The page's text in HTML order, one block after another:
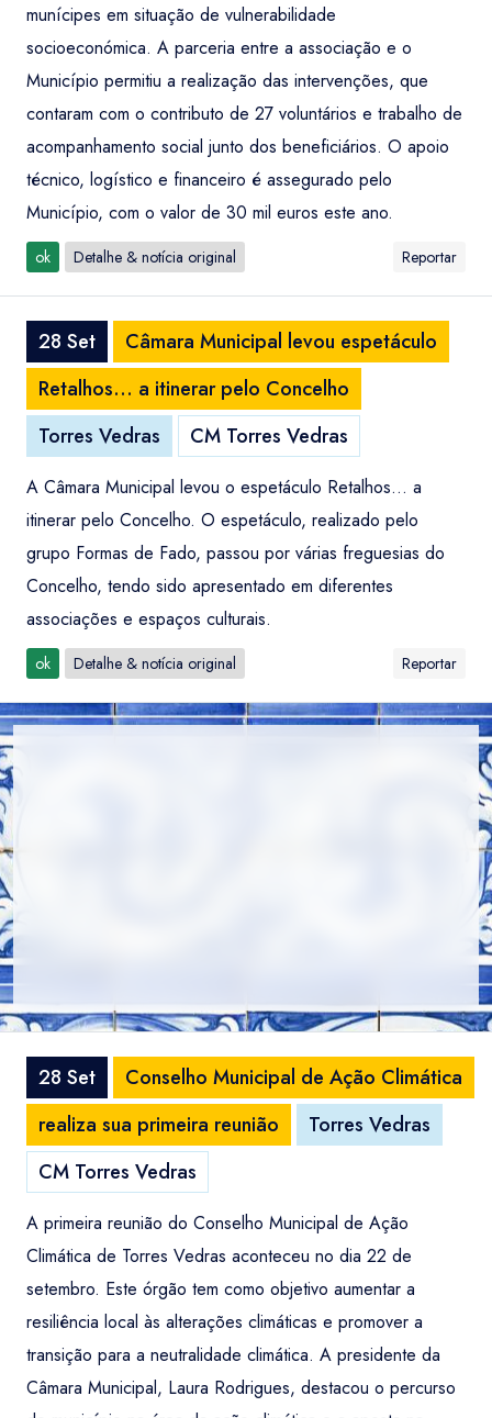
munícipes em situação de vulnerabilidade
socioeconómica. A parceria entre a associação e o
Município permitiu a realização das intervenções, que
contaram com o contributo de 27 voluntários e trabalho de
acompanhamento social junto dos beneficiários. O apoio
técnico, logístico e financeiro é assegurado pelo
Município, com o valor de 30 mil euros este ano.
ok Detalhe & notícia original Reportar
28 Set
Câmara Municipal levou espetáculo
Retalhos... a itinerar pelo Concelho
Torres Vedras
CM Torres Vedras
A Câmara Municipal levou o espetáculo Retalhos... a
itinerar pelo Concelho. O espetáculo, realizado pelo
grupo Formas de Fado, passou por várias freguesias do
Concelho, tendo sido apresentado em diferentes
associações e espaços culturais.
ok Detalhe & notícia original Reportar
28 Set
Conselho Municipal de Ação Climática
realiza sua primeira reunião
Torres Vedras
CM Torres Vedras
A primeira reunião do Conselho Municipal de Ação
Climática de Torres Vedras aconteceu no dia 22 de
setembro. Este órgão tem como objetivo aumentar a
resiliência local às alterações climáticas e promover a
transição para a neutralidade climática. A presidente da
Câmara Municipal, Laura Rodrigues, destacou o percurso